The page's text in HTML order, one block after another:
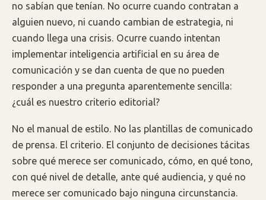
no sabían que tenían. No ocurre cuando contratan a
alguien nuevo, ni cuando cambian de estrategia, ni
cuando llega una crisis. Ocurre cuando intentan
implementar inteligencia artificial en su área de
comunicación y se dan cuenta de que no pueden
responder a una pregunta aparentemente sencilla:
¿cuál es nuestro criterio editorial?
No el manual de estilo. No las plantillas de comunicado
de prensa. El criterio. El conjunto de decisiones tácitas
sobre qué merece ser comunicado, cómo, en qué tono,
con qué nivel de detalle, ante qué audiencia, y qué no
merece ser comunicado bajo ninguna circunstancia.